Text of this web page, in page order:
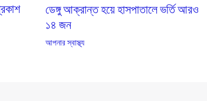
ডেঙ্গু আক্রান্ত হয়ে হাসপাতালে ভর্তি আরও
১৪ জন
আপনার স্বাস্থ্য